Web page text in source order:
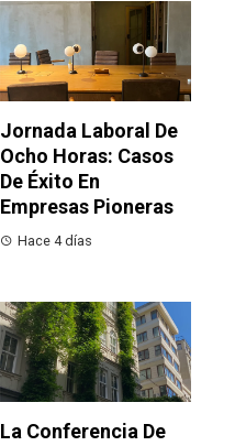
Jornada Laboral De
Ocho Horas: Casos
De Éxito En
Empresas Pioneras
Hace 4 días
La Conferencia De